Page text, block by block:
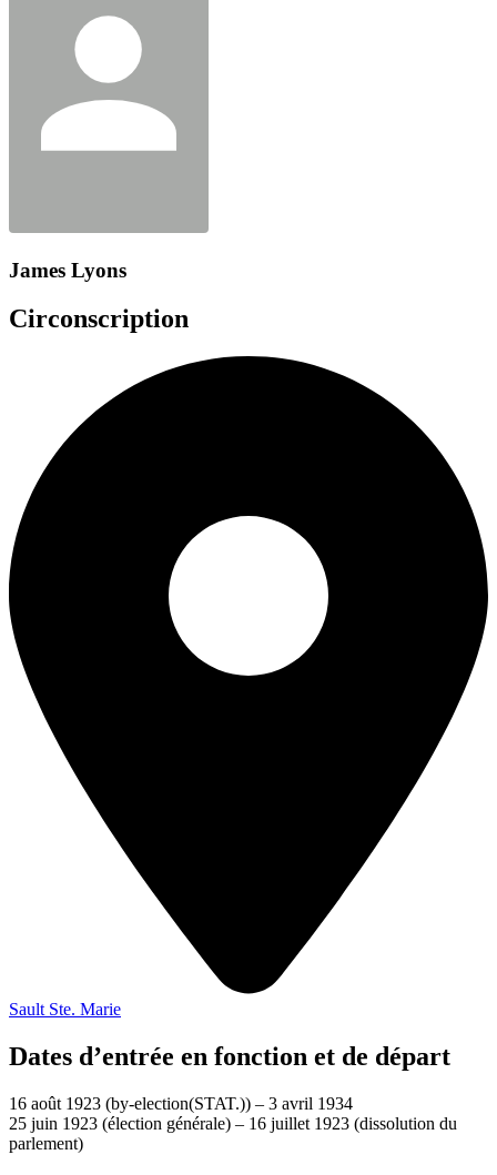
James Lyons
Circonscription
Sault Ste. Marie
Dates d’entrée en fonction et de départ
16 août 1923 (by-election(STAT.)) – 3 avril 1934
25 juin 1923 (élection générale) – 16 juillet 1923 (dissolution du
parlement)